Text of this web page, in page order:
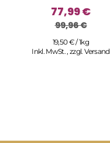
77,99 €
99,96 €
19,50 € / 1kg
Inkl. MwSt. ,zzgl.Versand